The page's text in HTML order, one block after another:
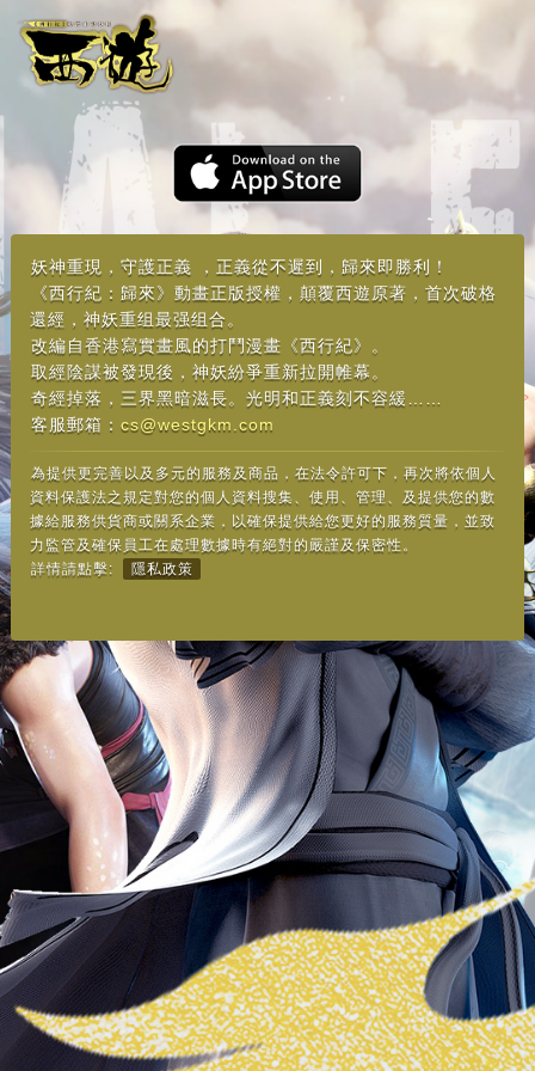
妖神重現，守護正義 ，正義從不遲到，歸來即勝利！
《西行紀：歸來》動畫正版授權，顛覆西遊原著，首次破格
還經，神妖重组最强组合。
改編自香港寫實畫風的打鬥漫畫《西行紀》。
取經陰謀被發現後，神妖紛爭重新拉開帷幕。
奇經掉落，三界黑暗滋長。光明和正義刻不容緩……
客服郵箱： cs@westgkm.com
為提供更完善以及多元的服務及商品，在法令許可下，再次將依個人
資料保護法之規定對您的個人資料搜集、使用、管理、及提供您的數
據給服務供貨商或關系企業，以確保提供給您更好的服務質量，並致
力監管及確保員工在處理數據時有絕對的嚴謹及保密性。
詳情請點擊:
隱私政策